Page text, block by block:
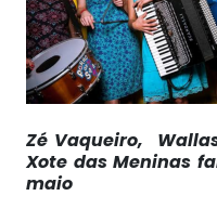
Zé Vaqueiro,
Xote das Meninas
maio